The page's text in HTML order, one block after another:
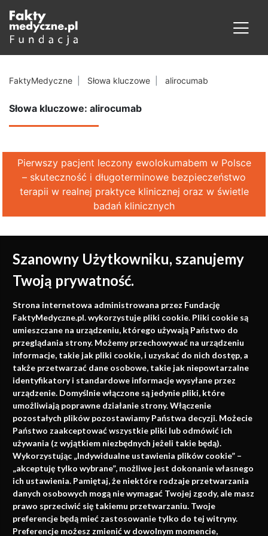
Szanowny Użytkowniku, szanujemy
Twoją prywatność.
Strona internetowa administrowana przez Fundację
FaktyMedyczne.pl. wykorzystuje pliki cookie. Pliki cookie są
umieszczane na urządzeniu, którego używają Państwo do
przeglądania strony. Możemy przechowywać na urządzeniu
informacje, takie jak pliki cookie, i uzyskać do nich dostęp, a
także przetwarzać dane osobowe, takie jak niepowtarzalne
identyfikatory i standardowe informacje wysyłane przez
urządzenie. Domyślnie włączone są jedynie pliki, które
umożliwiają poprawne działanie strony. Włączenie
pozostałych plików pozostawiamy Państwa decyzji. Możecie
Państwo zaakceptować wszystkie pliki lub odmówić ich
używania (z wyjątkiem niezbędnych jeżeli takie będą).
Wykorzystując „Indywidualne ustawienia plików cookie” –
„akceptuję tylko wybrane”, możliwe jest dokonanie własnego
ich ustawienia. Pamiętaj, że niektóre rodzaje przetwarzania
danych osobowych mogą nie wymagać Twojej zgody, ale masz
prawo sprzeciwić się takiemu przetwarzaniu. Twoje
preferencje będą mieć zastosowanie tylko do tej witryny.
Preferencje możesz zmienić w dowolnym momencie,
FaktyMedyczne Słowa kluczowe alirocumab
Słowa kluczowe: alirocumab
Pierwszy pacjent leczony ewolokumabem w Polsce
– skuteczność i długoterminowe bezpieczeństwo
terapii w realnej praktyce klinicznej oraz w świetle
badań klinicznych
Medycyna oparta na
faktach
Konferencje, szkolenia, e-learning, wydawnictwo
Napisz do nas
info@faktymedyczne.pl
ul. Towarowa 2
43-460 Wisła